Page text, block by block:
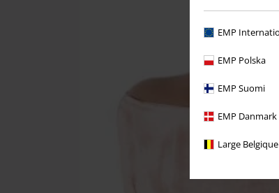
EMP
EMP Polska
EMP Suomi
EMP Danmark
Large Belgique